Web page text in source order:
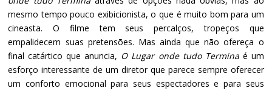
mesmo tempo pouco exibicionista, o que é muito bom para um
cineasta. O filme tem seus percalços, tropeços que
empalidecem suas pretensões. Mas ainda que não ofereça o
final catártico que anuncia, O Lugar onde tudo Termina é um
esforço interessante de um diretor que parece sempre oferecer
um conforto emocional para seus espectadores e para seus